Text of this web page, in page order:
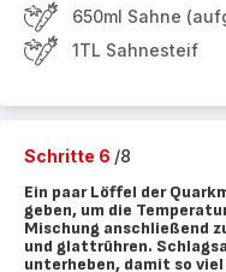
650ml Sahne
1TL Sahnesteif
Schritte 6 /8
Ein paar Löffel der
geben, um die
Mischung anschließend
und glattrühren.
unterheben, damit so